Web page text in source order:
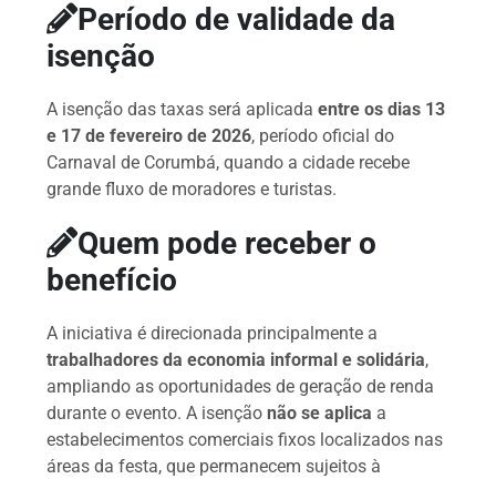
Período de validade da
isenção
A isenção das taxas será aplicadaentre os dias 13
e 17 de fevereiro de 2026, período oficial do
Carnaval de Corumbá, quando a cidade recebe
grande fluxo de moradores e turistas.
Quem pode receber o
benefício
A iniciativa é direcionada principalmente a
trabalhadores da economia informal e solidária,
ampliando as oportunidades de geração de renda
durante o evento. A isençãonão se aplica a
estabelecimentos comerciais fixos localizados nas
áreas da festa, que permanecem sujeitos à